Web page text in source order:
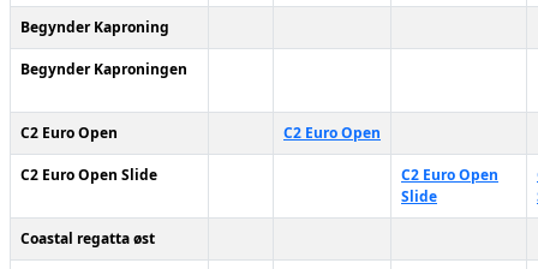
Begynder Kaproning
Begynder Kaproningen
C2 Euro Open C2 Euro Open
C2 Euro Open Slide
C2 Euro Open
Slide
Coastal regatta øst